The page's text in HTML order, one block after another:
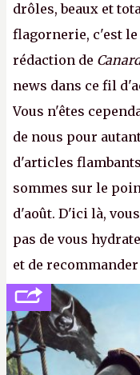
drôles, beaux et
flagornerie, c'est le
rédaction de
news dans ce fil
Vous n'êtes
de nous pour
d'articles
sommes sur le
d'août. D'ici là,
pas de vous
et de
votre famille et
dans la rue. Bon